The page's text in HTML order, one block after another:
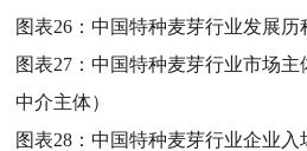
图表26：中国特种麦芽行业发展历
图表27：中国特种麦芽行业市场
中介主体）
图表28：中国特种麦芽行业企业入